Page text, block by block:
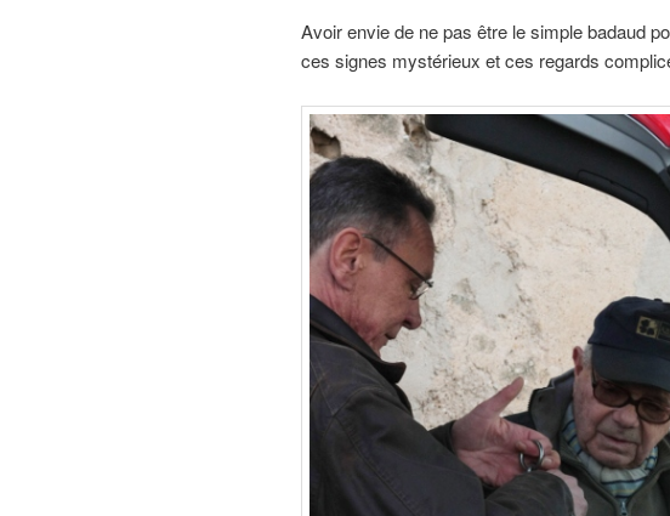
Avoir envie de ne pas être le simple badaud
ces signes mystérieux et ces regards